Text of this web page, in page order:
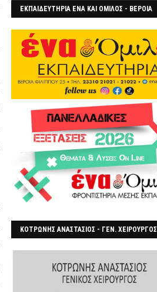
ΕΚΠΑΙΔΕΥΤΗΡΙΑ ΕΝΑ ΚΑΙ ΟΜΙΛΟΣ - ΒΕΡΟΙΑ
ΚΟΤΡΩΝΗΣ ΑΝΑΣΤΑΣΙΟΣ - ΓΕΝ. ΧΕΙΡΟΥΡΓΟΣ